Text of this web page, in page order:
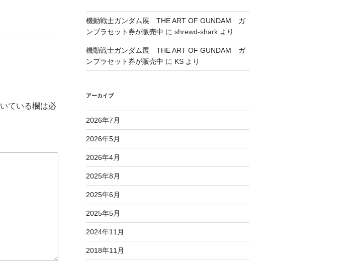
ている欄は必
機動戦士ガンダム展 THE ART OF GUNDAM ガ
ンプラセット券が販売中 に shrewd-sharkより
機動戦士ガンダム展 THE ART OF GUNDAM ガ
ンプラセット券が販売中 に KSより
アーカイブ
2026年7月
2026年5月
2026年4月
2025年8月
2025年6月
2025年5月
2024年11月
2018年11月